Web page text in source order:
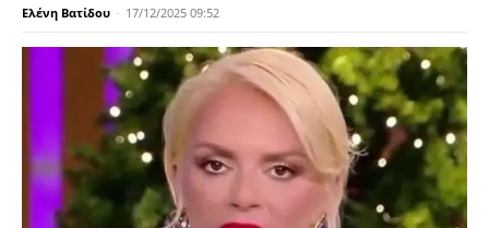
Ελένη Βατίδου - 17/12/2025 09:52